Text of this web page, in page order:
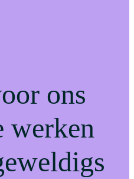
ons
werken